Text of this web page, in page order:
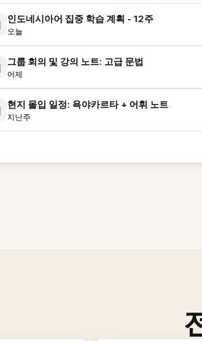
인도네시아어 집중 학습 계획 - 12주
오늘
그룹 회의 및 강의 노트: 고급 문법
어제
현지 몰입 일정: 욕야카르타 + 어휘 노트
지난주